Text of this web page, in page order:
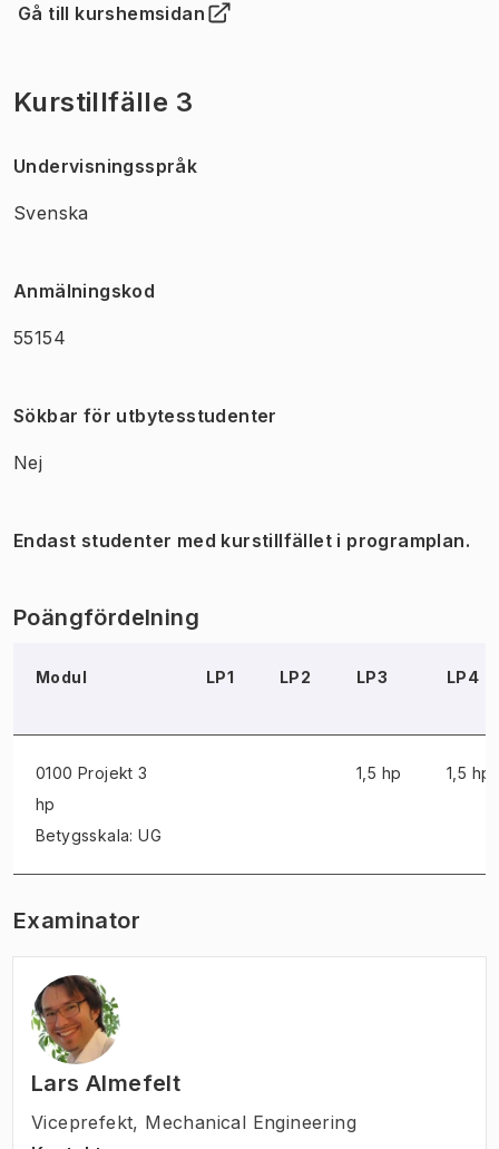
Gå till kurshemsidan
(Öppnas i ny flik)
Kurstillfälle 3
Undervisningsspråk
Svenska
Anmälningskod
55154
Sökbar för utbytesstudenter
Nej
Endast studenter med kurstillfället i programplan.
Poängfördelning
Modul LP1 LP2 LP3 LP4
0100 Projekt 3
hp
Betygsskala: UG
1,5 hp 1,5 hp
Examinator
Lars Almefelt
Viceprefekt, Mechanical Engineering